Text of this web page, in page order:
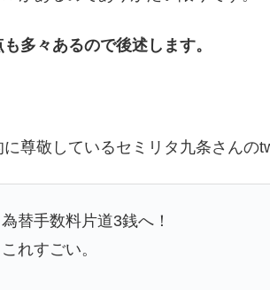
多々あるので後述します。
尊敬しているセミリタ九条さんの
替手数料片道3銭へ！
れすごい。